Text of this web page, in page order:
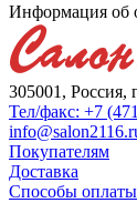
Информация об
305001, Россия,
Тел/факс: +7
Покупателям
Доставка
Способы оплаты